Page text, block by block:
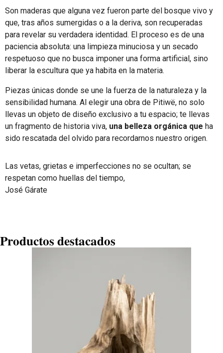
Son maderas que alguna vez fueron parte del bosque vivo y
que, tras años sumergidas o a la deriva, son recuperadas
para revelar su verdadera identidad. El proceso es de una
paciencia absoluta: una limpieza minuciosa y un secado
respetuoso que no busca imponer una forma artificial, sino
liberar la escultura que ya habita en la materia.
Piezas únicas donde se une la fuerza de la naturaleza y la
sensibilidad humana. Al elegir una obra de Pitiwë, no solo
llevas un objeto de diseño exclusivo a tu espacio; te llevas
un fragmento de historia viva, una belleza orgánica que ha
sido rescatada del olvido para recordarnos nuestro origen.
Las vetas, grietas e imperfecciones no se ocultan; se
respetan como huellas del tiempo,
José Gárate
Productos destacados